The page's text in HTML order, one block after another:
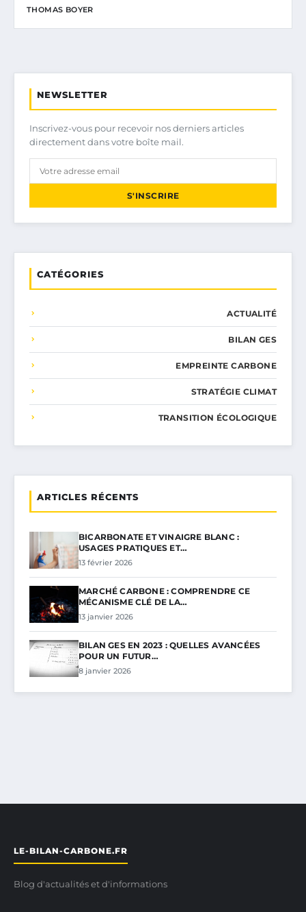
THOMAS BOYER
NEWSLETTER
Inscrivez-vous pour recevoir nos derniers articles
directement dans votre boîte mail.
S'INSCRIRE
CATÉGORIES
ACTUALITÉ
BILAN GES
EMPREINTE CARBONE
STRATÉGIE CLIMAT
TRANSITION ÉCOLOGIQUE
ARTICLES RÉCENTS
BICARBONATE ET VINAIGRE BLANC :
USAGES PRATIQUES ET…
13 février 2026
MARCHÉ CARBONE : COMPRENDRE CE
MÉCANISME CLÉ DE LA…
13 janvier 2026
BILAN GES EN 2023 : QUELLES AVANCÉES
POUR UN FUTUR…
8 janvier 2026
LE-BILAN-CARBONE.FR
Blog d'actualités et d'informations